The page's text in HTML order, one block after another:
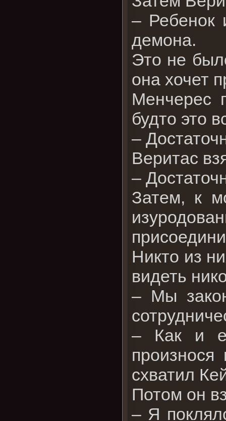
– Ребенок
демона.
Это не
она хочет
Менчерес
будто это
–
Веритас
–
Затем, к
Никто из
видеть
– Мы
– Как и
схватил
Потом он
– Я